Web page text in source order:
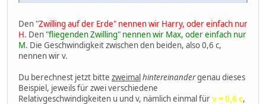
Den"Zwilling auf der Erde" nennen wir Harry, oder einfach nur
H. Den"fliegenden Zwilling" nennen wir Max, oder einfach nur
M. Die Geschwindigkeit zwischen den beiden, also 0,6 c,
nennen wir v.
Du berechnest jetzt bitte zweimalhintereinandergenau dieses
Beispiel, jeweils für zwei verschiedene
Relativgeschwindigkeiten u und v, nämlich einmal fürv = 0,6 c,